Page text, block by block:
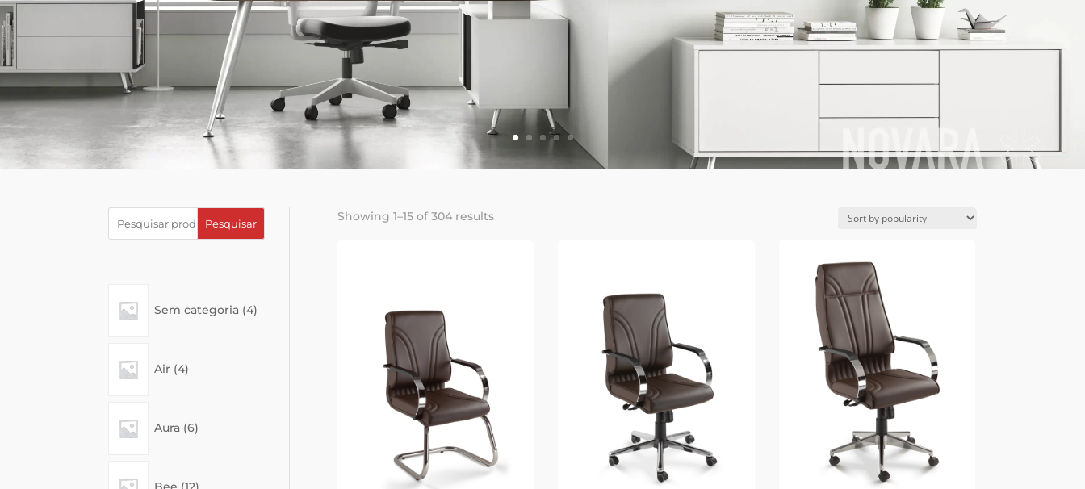
Pesquisar
Sem categoria 4products
Air 4products
Aura 6products
Showing 1–15 of 304 results